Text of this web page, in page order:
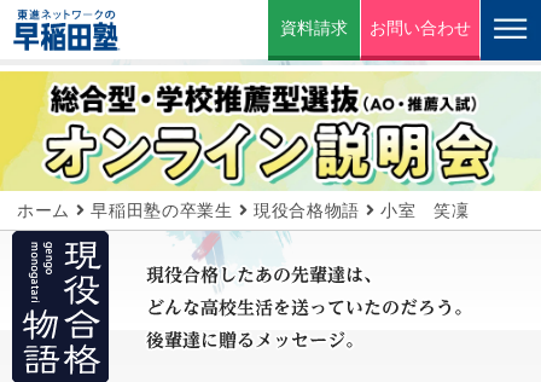
資料請求 お問い合わせ
ホーム 早稲田塾の卒業生 現役合格物語 小室 笑凜